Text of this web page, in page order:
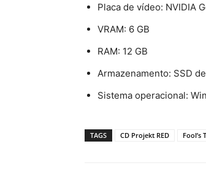
Placa de vídeo: NVIDIA
VRAM: 6 GB
RAM: 12 GB
Armazenamento: SSD
Sistema operacional:
TAGS CD Projekt RED Fool’s